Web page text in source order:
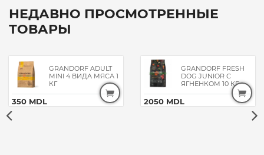
НЕДАВНО ПРОСМОТРЕННЫЕ
ТОВАРЫ
GRANDORF ADULT
MINI 4 ВИДА МЯСА 1
КГ
350 MDL
GRANDORF FRESH
DOG JUNIOR С
ЯГНЕНКОМ 10 КГ
2050 MDL